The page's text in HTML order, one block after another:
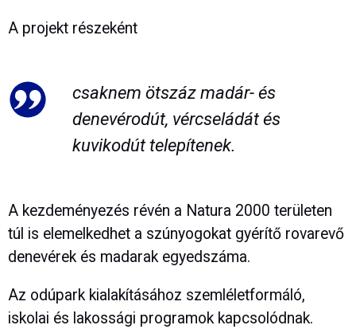
A projekt részeként
csaknem ötszáz madár- és
denevérodút, vércseládát és
kuvikodút telepítenek.
A kezdeményezés révén a Natura 2000 területen
túl is elemelkedhet a szúnyogokat gyérítő rovarevő
denevérek és madarak egyedszáma.
Az odúpark kialakításához szemléletformáló,
iskolai és lakossági programok kapcsolódnak.